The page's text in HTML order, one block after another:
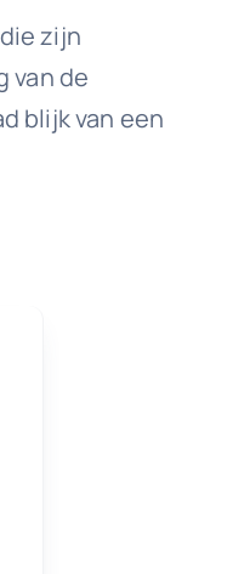
zijn
van de
blijk van een